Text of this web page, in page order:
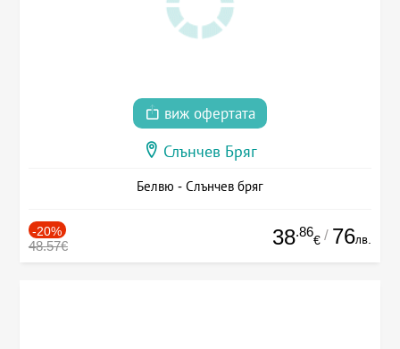
виж офертата
Слънчев Бряг
Белвю - Слънчев бряг
-20%
48.57€ 38.86
€ / 76лв.